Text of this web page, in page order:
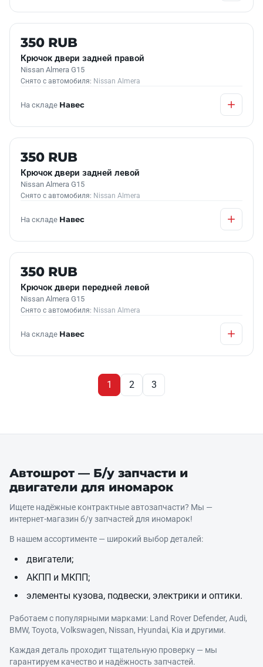
Б/У В НАЛИЧИИ
350 RUB
Крючок двери задней правой
Nissan Almera G15
Снято с автомобиля: Nissan Almera
На складе Навес
Б/У В НАЛИЧИИ
350 RUB
Крючок двери задней левой
Nissan Almera G15
Снято с автомобиля: Nissan Almera
На складе Навес
Б/У В НАЛИЧИИ
350 RUB
Крючок двери передней левой
Nissan Almera G15
Снято с автомобиля: Nissan Almera
На складе Навес
1 2 3
Автошрот — Б/у запчасти и
двигатели для иномарок
Ищете надёжные контрактные автозапчасти? Мы —
интернет‑магазин б/у запчастей для иномарок!
В нашем ассортименте — широкий выбор деталей:
двигатели;
АКПП и МКПП;
элементы кузова, подвески, электрики и оптики.
Работаем с популярными марками: Land Rover Defender, Audi,
BMW, Toyota, Volkswagen, Nissan, Hyundai, Kia и другими.
Каждая деталь проходит тщательную проверку — мы
гарантируем качество и надёжность запчастей.